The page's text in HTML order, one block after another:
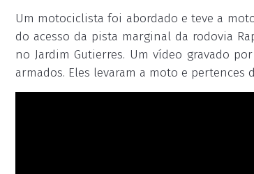
Um motociclista foi abordado e teve a
do acesso da pista marginal da rodovia
no Jardim Gutierres. Um vídeo gravado
armados. Eles levaram a moto e pertences